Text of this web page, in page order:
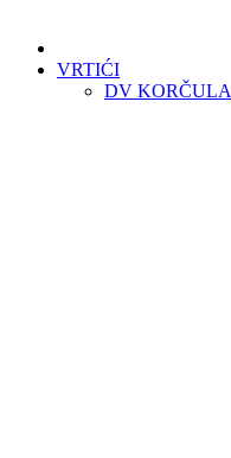
VRTIĆI
DV KORČULA